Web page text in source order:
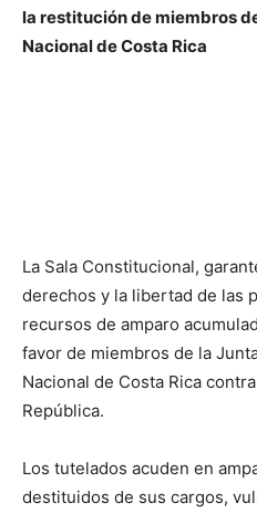
la restitución de miembros
Nacional de Costa Rica
La Sala Constitucional,
derechos y la libertad de las
recursos de amparo
favor de miembros de la
Nacional de Costa Rica
República.
Los tutelados acuden en
destituidos de sus cargos,